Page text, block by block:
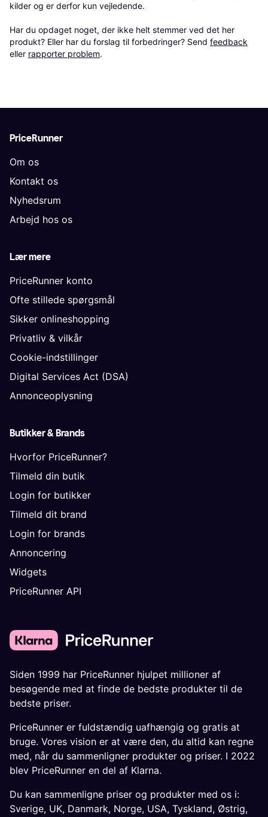
kilder og er derfor kun vejledende.
Har du opdaget noget, der ikke helt stemmer ved det her
produkt? Eller har du forslag til forbedringer? Send feedback
eller rapporter problem.
PriceRunner
Om os
Kontakt os
Nyhedsrum
Arbejd hos os
Lær mere
PriceRunner konto
Ofte stillede spørgsmål
Sikker onlineshopping
Privatliv & vilkår
Cookie-indstillinger
Digital Services Act (DSA)
Annonceoplysning
Butikker & Brands
Hvorfor PriceRunner?
Tilmeld din butik
Login for butikker
Tilmeld dit brand
Login for brands
Annoncering
Widgets
PriceRunner API
Siden 1999 har PriceRunner hjulpet millioner af
besøgende med at finde de bedste produkter til de
bedste priser.
PriceRunner er fuldstændig uafhængig og gratis at
bruge. Vores vision er at være den, du altid kan regne
med, når du sammenligner produkter og priser. I 2022
blev PriceRunner en del af Klarna.
Du kan sammenligne priser og produkter med os i:
Sverige, UK, Danmark, Norge, USA, Tyskland, Østrig,